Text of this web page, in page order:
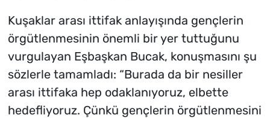
Kuşaklar arası ittifak anlayışında gençlerin
örgütlenmesinin önemli bir yer tuttuğunu
vurgulayan Eşbaşkan Bucak, konuşmasını şu
sözlerle tamamladı: “Burada da bir nesiller
arası ittifaka hep odaklanıyoruz, elbette
hedefliyoruz. Çünkü gençlerin örgütlenmesini